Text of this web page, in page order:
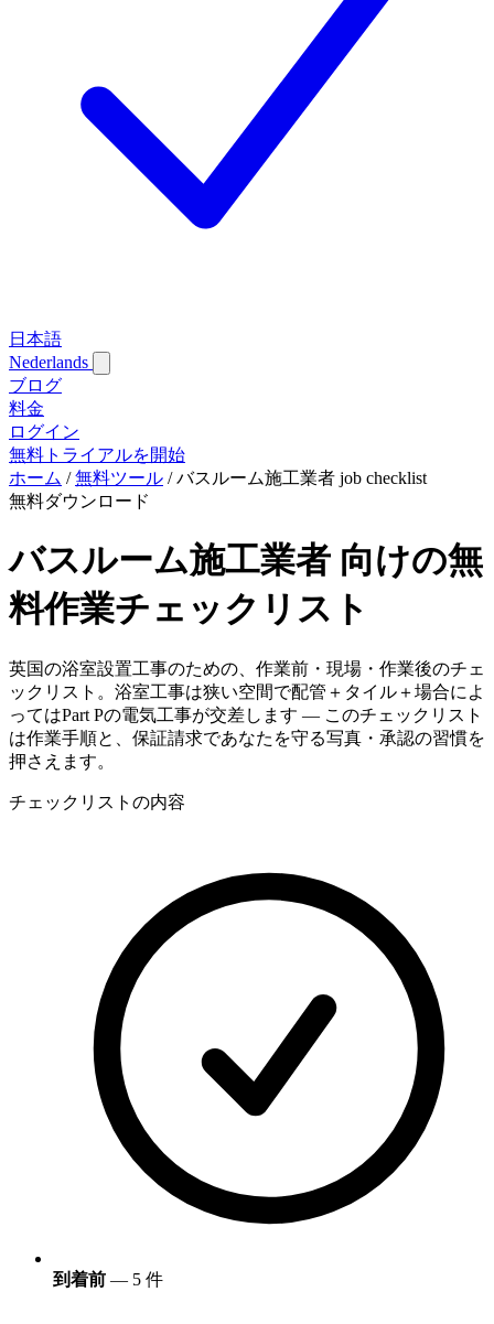
日本語
Nederlands
ブログ
料金
ログイン
無料トライアルを開始
ホーム / 無料ツール / バスルーム施工業者 job checklist
無料ダウンロード
バスルーム施工業者 向けの無
料作業チェックリスト
英国の浴室設置工事のための、作業前・現場・作業後のチェ
ックリスト。浴室工事は狭い空間で配管＋タイル＋場合によ
ってはPart Pの電気工事が交差します — このチェックリスト
は作業手順と、保証請求であなたを守る写真・承認の習慣を
押さえます。
チェックリストの内容
到着前 — 5 件